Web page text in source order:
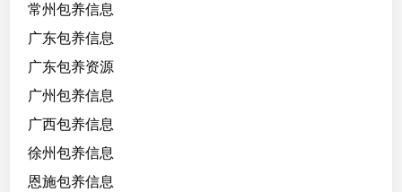
常州包养信息
广东包养信息
广东包养资源
广州包养信息
广西包养信息
徐州包养信息
恩施包养信息